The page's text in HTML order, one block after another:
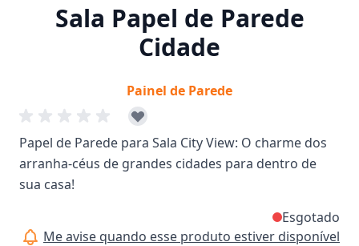
Sala Papel de Parede
Cidade
Painel de Parede
Papel de Parede para Sala City View: O charme dos
arranha-céus de grandes cidades para dentro de
sua casa!
Esgotado
Me avise quando esse produto estiver disponível